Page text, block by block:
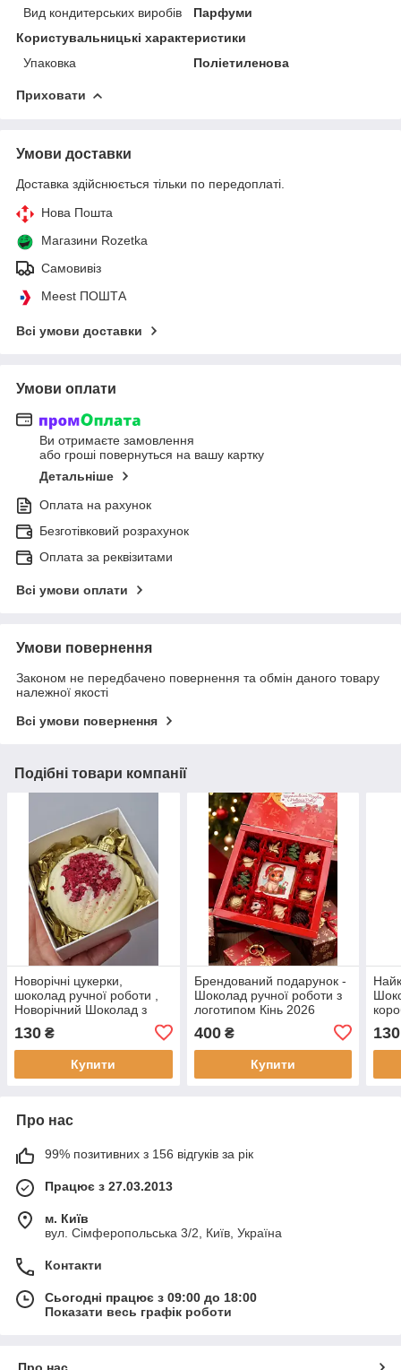
Вид кондитерських виробів
Парфуми
Користувальницькі характеристики
Упаковка
Поліетиленова
Приховати
Умови доставки
Доставка здійснюється тільки по передоплаті.
Нова Пошта
Магазини Rozetka
Самовивіз
Meest ПОШТА
Всі умови доставки
Умови оплати
Ви отримаєте замовлення
або гроші повернуться на вашу картку
Детальніше
Оплата на рахунок
Безготівковий розрахунок
Оплата за реквізитами
Всі умови оплати
Умови повернення
Законом не передбачено повернення та обмін даного товару
належної якості
Всі умови повернення
Подібні товари компанії
Новорічні цукерки,
шоколад ручної роботи ,
Новорічний Шоколад з
130 ₴
Купити
Брендований подарунок -
Шоколад ручної роботи з
логотипом Кінь 2026
400₴
Купити
130
Про нас
99% позитивних з 156 відгуків за рік
Працює з 27.03.2013
м. Київ
вул. Сімферопольська 3/2, Київ, Україна
Контакти
Сьогодні працює з 09:00 до 18:00
Показати весь графік роботи